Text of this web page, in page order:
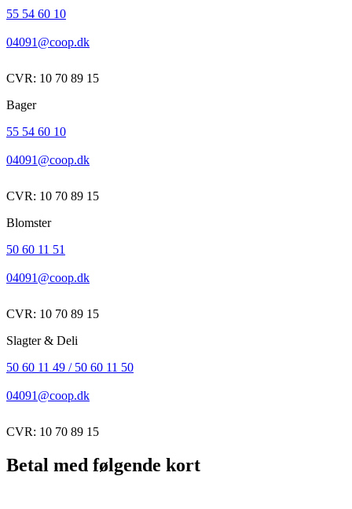
55 54 60 10
04091@coop.dk
CVR: 10 70 89 15
Bager
55 54 60 10
04091@coop.dk
CVR: 10 70 89 15
Blomster
50 60 11 51
04091@coop.dk
CVR: 10 70 89 15
Slagter & Deli
50 60 11 49 / 50 60 11 50
04091@coop.dk
CVR: 10 70 89 15
Betal med følgende kort